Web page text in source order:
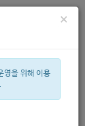
×
영을 위해 이용